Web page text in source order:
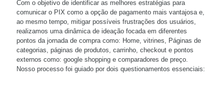
Com o objetivo de identificar as melhores estratégias para
comunicar o PIX como a opção de pagamento mais vantajosa e,
ao mesmo tempo, mitigar possíveis frustrações dos usuários,
realizamos uma dinâmica de ideação focada em diferentes
pontos da jornada de compra como: Home, vitrines, Páginas de
categorias, páginas de produtos, carrinho, checkout e pontos
externos como: google shopping e comparadores de preço.
Nosso processo foi guiado por dois questionamentos essenciais: